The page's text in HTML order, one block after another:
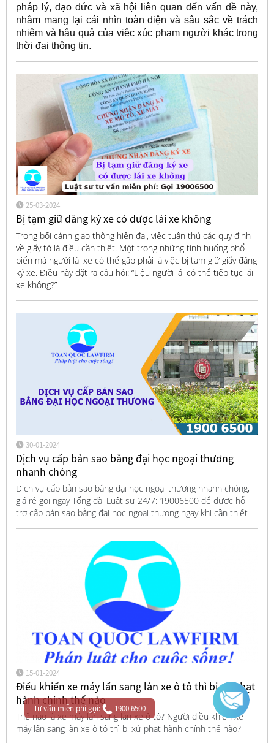
pháp lý, đạo đức và xã hội liên quan đến vấn đề này,
nhằm mang lại cái nhìn toàn diện và sâu sắc về trách
nhiệm và hậu quả của việc xúc phạm người khác trong
thời đại thông tin.
25-03-2024
Bị tạm giữ đăng ký xe có được lái xe không
Trong bối cảnh giao thông hiện đại, việc tuân thủ các quy định
về giấy tờ là điều cần thiết. Một trong những tình huống phổ
biến mà người lái xe có thể gặp phải là việc bị tạm giữ giấy đăng
ký xe. Điều này đặt ra câu hỏi: “Liệu người lái có thể tiếp tục lái
xe không?”
30-01-2024
Dịch vụ cấp bản sao bằng đại học ngoại thương
nhanh chóng
Dịch vụ cấp bản sao bằng đại học ngoại thương nhanh chóng,
giá rẻ gọi ngay Tổng đài Luật sư 24/7: 19006500 để được hỗ
trợ cấp bản sao bằng đại học ngoại thương ngay khi cần thiết
15-01-2024
Điều khiển xe máy lấn sang làn xe ô tô thì bị xử phạt
hành chính thế nào
Thế nào là xe máy lấn sang làn xe ô tô? Người điều khiển xe
máy lấn sang làn xe ô tô thì bị xử phạt hành chính thế nào?
Tư vấn miễn phí gọi: 1900 6500